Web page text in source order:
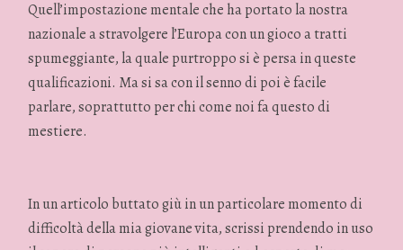
Quell’impostazione mentale che ha portato la nostra
nazionale a stravolgere l’Europa con un gioco a tratti
spumeggiante, la quale purtroppo si è persa in queste
qualificazioni. Ma si sa con il senno di poi è facile
parlare, soprattutto per chi come noi fa questo di
mestiere.
In un articolo buttato giù in un particolare momento di
difficoltà della mia giovane vita, scrissi prendendo in uso